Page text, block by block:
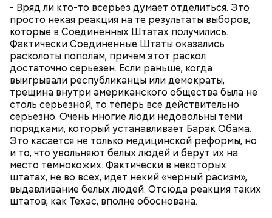
- Вряд ли кто-то всерьез думает отделиться. Это
просто некая реакция на те результаты выборов,
которые в Соединенных Штатах получились.
Фактически Соединенные Штаты оказались
расколоты пополам, причем этот раскол
достаточно серьезен. Если раньше, когда
выигрывали республиканцы или демократы,
трещина внутри американского общества была не
столь серьезной, то теперь все действительно
серьезно. Очень многие люди недовольны теми
порядками, который устанавливает Барак Обама.
Это касается не только медицинской реформы, но
и то, что увольняют белых людей и берут их на
место темнокожих. Фактически в некоторых
штатах, не во всех, идет некий «черный расизм»,
выдавливание белых людей. Отсюда реакция таких
штатов, как Техас, вполне обоснована.
Первые блюда